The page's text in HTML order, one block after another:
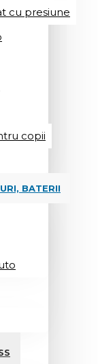
cu presiune
copii
BATERII